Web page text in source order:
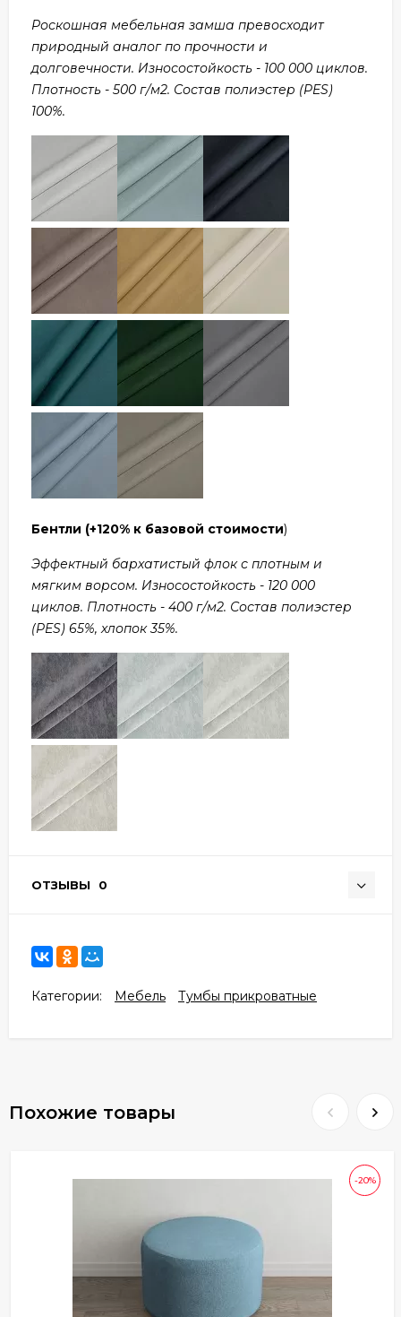
Роскошная мебельная замша превосходит
природный аналог по прочности и
долговечности. Износостойкость - 100 000 циклов.
Плотность - 500 г/м2. Состав полиэстер (PES)
100%.
Бентли (+120% к базовой стоимости)
Эффектный бархатистый флок с плотным и
мягким ворсом. Износостойкость - 120 000
циклов. Плотность - 400 г/м2. Состав полиэстер
(PES) 65%, хлопок 35%.
ОТЗЫВЫ 0
Категории: Мебель Тумбы прикроватные
Похожие товары
-20%